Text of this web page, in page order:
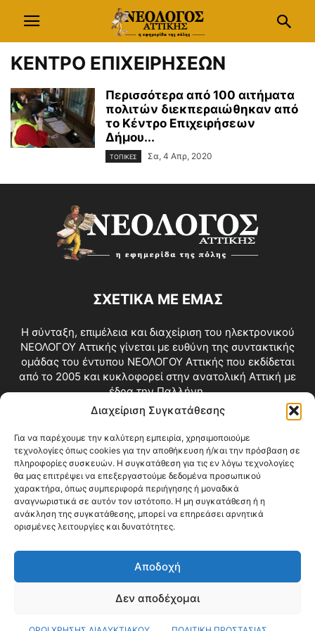
Διαχείριση Συγκατάθεσης
Για να παρέχουμε την καλύτερη εμπειρία, χρησιμοποιούμε
τεχνολογίες όπως cookies για την αποθήκευση ή/και την πρόσβαση σε
πληροφορίες συσκευών. Η συγκατάθεση για τις εν λόγω τεχνολογίες
θα μας επιτρέψει να επεξεργαστούμε δεδομένα προσωπικού
χαρακτήρα, όπως συμπεριφορά περιήγησης ή μοναδικά
αναγνωριστικά σε αυτόν τον ιστότοπο. Η μη συγκατάθεση ή η
ανάκληση της συγκατάθεσης, μπορεί να επηρεάσει αρνητικά
ορισμένες λειτουργίες και δυνατότητες.
Αποδοχή
Δεν αποδέχομαι
ΚΕΝΤΡΟ ΕΠΙΧΕΙΡΗΣΕΩΝ
Περισσότερα από 100 αιτήματα
πολιτών διεκπεραιώθηκαν από
το Κέντρο Επιχειρήσεων
Δήμου...
ΤΟΠΙΚΕΣ Σα, 4 Απρ, 2020
ΣΧΕΤΙΚΑ ΜΕ ΕΜΑΣ
Η σύνταξη, επιμέλεια και διαχείριση του ηλεκτρονικού
ΝΕΟΛΟΓΟΥ Αττικής γίνεται με ευθύνη της συντακτικής
ομάδας του έντυπου ΝΕΟΛΟΓΟΥ Αττικής που εκδίδεται
από το 2005 και κυκλοφορεί στην ανατολική Αττική με
έδρα την Παλλήνη.
Επικοινωνία:info@neologosattikis.gr
ΑΚΟΛΟΥΘΗΣΕ ΜΑΣ
Videos Όροι Χρήσης